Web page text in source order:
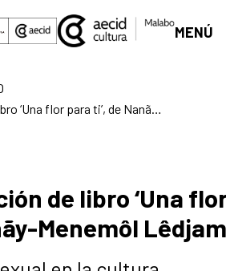
MENÚ
Presentación de libro ‘Una flor para ti’, de Nanãy-Menemôl Lêdjam
de libro ‘Una
Menemôl Lêdjam